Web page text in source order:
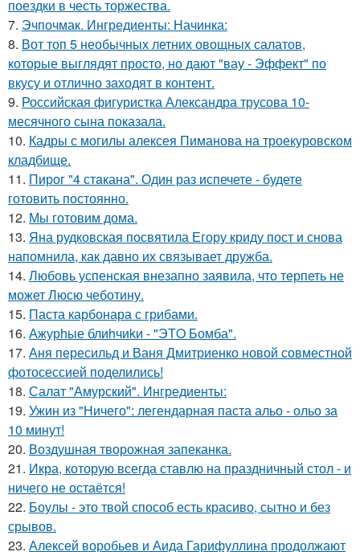
поездки в честь торжества.
7. Эчпочмак. Ингредиенты: Начинка:
8. Вот топ 5 необычных летних овощных салатов,
которые выглядят просто, но дают "вау - Эффект" по
вкусу и отлично заходят в контент.
9. Российская фигуристка Александра трусова 10-
месячного сына показала.
10. Кадры с могилы алексея Пиманова на троекуровском
кладбище.
11. Пирог "4 стaкана". Один раз испечете - будете
готовить постоянно.
12. Мы готовим дома.
13. Яна рудковская посвятила Егору криду пост и снова
напомнила, как давно их связывает дружба.
14. Любовь успенская внезапно заявила, что терпеть не
может Люсю чеботину.
15. Паста карбонара с грибами.
16. Ажурhые блиhчиkи - "ЭТO Бомба".
17. Аня пересильд и Ваня Дмитриенко новой совместной
фотосессией поделились!
18. Салат "Амурский". Ингредиенты:
19. Ужин из "Ничего": легендарная паста альо - ольо за
10 минут!
20. Воздушная творожная запеканка.
21. Икра, которую всегда ставлю на праздничный стол - и
ничего не остаётся!
22. Боулы - это твой способ есть красиво, сытно и без
срывов.
23. Алексей воробьев и Аида Гарифуллина продолжают